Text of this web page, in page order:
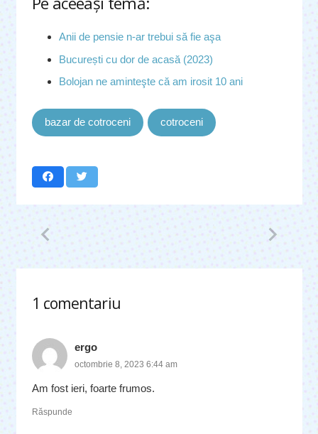
Anii de pensie n-ar trebui să fie aşa
București cu dor de acasă (2023)
Bolojan ne aminteşte că am irosit 10 ani
bazar de cotroceni cotroceni
1 comentariu
.
ergo
octombrie 8, 2023 6:44 am
Am fost ieri, foarte frumos.
Răspunde